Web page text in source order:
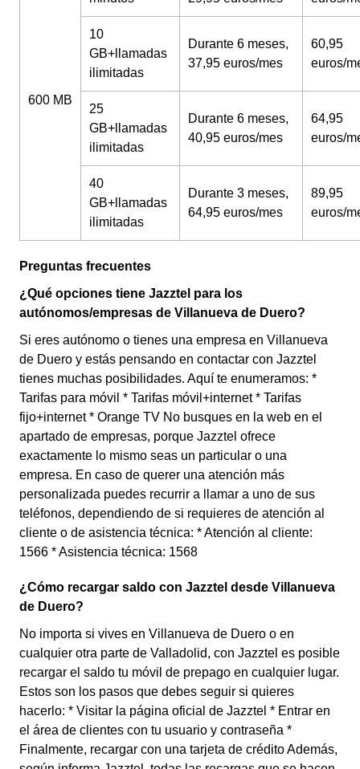
600 MB
10
GB+llamadas
ilimitadas
Durante 6 meses,
37,95 euros/mes
60,95
euros/
25
GB+llamadas
ilimitadas
Durante 6 meses,
40,95 euros/mes
64,95
euros/
40
GB+llamadas
ilimitadas
Durante 3 meses,
64,95 euros/mes
89,95
euros/
Preguntas frecuentes
¿Qué opciones tiene Jazztel para los
autónomos/empresas de Villanueva de Duero?
Si eres autónomo o tienes una empresa en Villanueva
de Duero y estás pensando en contactar con Jazztel
tienes muchas posibilidades. Aquí te enumeramos: *
Tarifas para móvil * Tarifas móvil+internet * Tarifas
fijo+internet * Orange TV No busques en la web en el
apartado de empresas, porque Jazztel ofrece
exactamente lo mismo seas un particular o una
empresa. En caso de querer una atención más
personalizada puedes recurrir a llamar a uno de sus
teléfonos, dependiendo de si requieres de atención al
cliente o de asistencia técnica: * Atención al cliente:
1566 * Asistencia técnica: 1568
¿Cómo recargar saldo con Jazztel desde Villanueva
de Duero?
No importa si vives en Villanueva de Duero o en
cualquier otra parte de Valladolid, con Jazztel es posible
recargar el saldo tu móvil de prepago en cualquier lugar.
Estos son los pasos que debes seguir si quieres
hacerlo: * Visitar la página oficial de Jazztel * Entrar en
el área de clientes con tu usuario y contraseña *
Finalmente, recargar con una tarjeta de crédito Además,